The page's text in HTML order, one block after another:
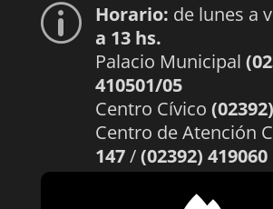
p Horario: de lunes a
a 13 hs.
Palacio Municipal
410501/05
Centro Cívico
Centro de Atención
147/(02392) 419060